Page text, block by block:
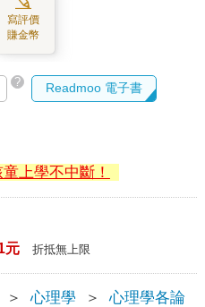
寫評價
賺金幣
? Readmoo 電子書
上學不中斷！
元 折抵無上限
＞ 心理學 ＞ 心理學各論